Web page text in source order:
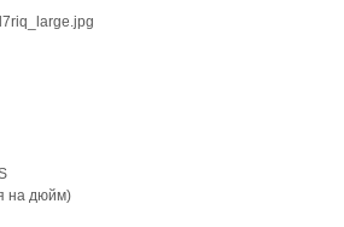
на дюйм)